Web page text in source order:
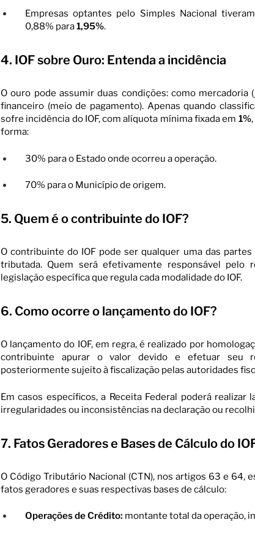
Empresas optantes pelo Simples Nacional
0,88% para1,95%.
4. IOF sobre Ouro: Entenda a incidência
O ouro pode assumir duas condições: como mercadoria
financeiro (meio de pagamento). Apenas quando
sofre incidência do IOF, com alíquota mínima fixada em 1%
forma:
30% para o Estado onde ocorreu a operação.
70% para o Município de origem.
5. Quem é o contribuinte do IOF?
O contribuinte do IOF pode ser qualquer uma das
tributada. Quem será efetivamente responsável pelo
legislação específica que regula cada modalidade do IOF.
6. Como ocorre o lançamento do IOF?
O lançamento do IOF, em regra, é realizado por
contribuinte apurar o valor devido e efetuar seu
posteriormente sujeito à fiscalização pelas autoridades
Em casos específicos, a Receita Federal poderá
irregularidades ou inconsistências na declaração ou
7. Fatos Geradores e Bases de Cálculo do
O Código Tributário Nacional (CTN), nos artigos 63 e 64,
fatos geradores e suas respectivas bases de cálculo:
Operações de Crédito: montante total da operação,